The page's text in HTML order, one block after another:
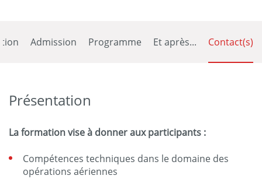
Admission Programme Et après... Contact(s)
Présentation
La formation vise à donner aux participants :
Compétences techniques dans le domaine des
opérations aériennes